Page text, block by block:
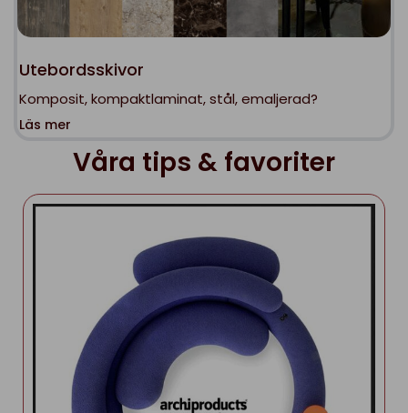
Utebordsskivor
Komposit, kompaktlaminat, stål, emaljerad?
Läs mer
Våra tips & favoriter